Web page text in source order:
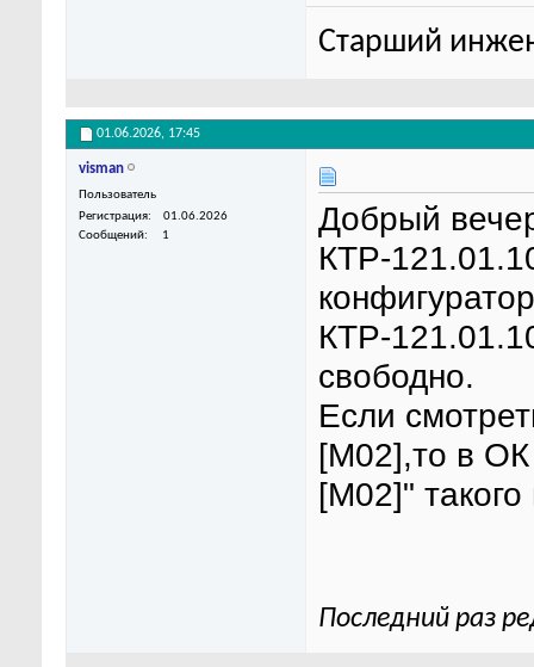
Старший
01.06.2026, 17:45
visman
Пользователь
Регистрация
01.06.2026
Сообщений
1
Добрый
КТР-
КТР-
свободно.
Если
[М02],то в ОК
[М02]"
Последний раз